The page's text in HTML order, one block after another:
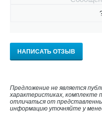
НАПИСАТЬ ОТЗЫВ
Предложение не является
характеристиках, комплекте
отличаться от
информацию уточняйте у